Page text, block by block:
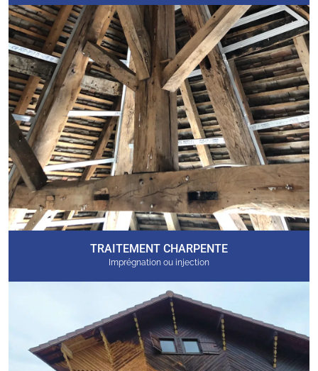
TRAITEMENT CHARPENTE
Imprégnation ou injection